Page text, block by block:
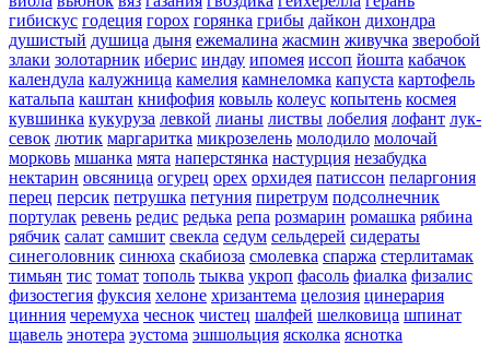
гибискус годеция горох горянка грибы дайкон дихондра
душистый душица дыня ежемалина жасмин живучка зверобой
злаки золотарник иберис индау ипомея иссоп йошта кабачок
календула калужница камелия камнеломка капуста картофель
катальпа каштан книфофия ковыль колеус копытень космея
кувшинка кукуруза левкой лианы листвы лобелия лофант лук-
севок лютик маргаритка микрозелень молодило молочай
морковь мшанка мята наперстянка настурция незабудка
нектарин овсяница огурец орех орхидея патиссон пеларгония
перец персик петрушка петуния пиретрум подсолнечник
портулак ревень редис редька репа розмарин ромашка рябина
рябчик салат самшит свекла седум сельдерей сидераты
синеголовник синюха скабиоза смолевка спаржа стерлитамак
тимьян тис томат тополь тыква укроп фасоль фиалка физалис
физостегия фуксия хелоне хризантема целозия цинерария
цинния черемуха чеснок чистец шалфей шелковица шпинат
щавель энотера эустома эшшольция ясколка яснотка